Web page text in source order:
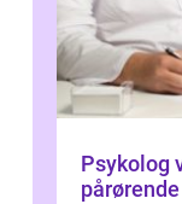
Psykolog vejle hjælp til
pårørende